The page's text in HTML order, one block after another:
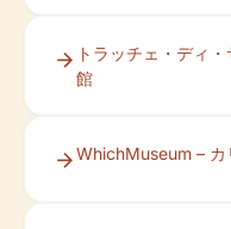
トラッチェ・ディ
館
WhichMuseum – カ